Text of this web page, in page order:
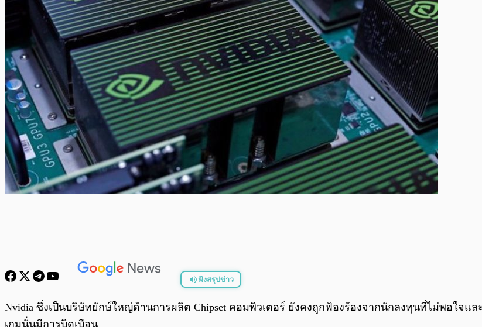
ฟังสรุปข่าว
พร้อมเล่น
Nvidia ซึ่งเป็นบริษัทยักษ์ใหญ่ด้านการผลิต Chipset คอมพิวเตอร์ ยังคงถูกฟ้องร้องจากนักลงทุนที่ไม่พอใจ
เกมนั่นมีการบิดเบือน